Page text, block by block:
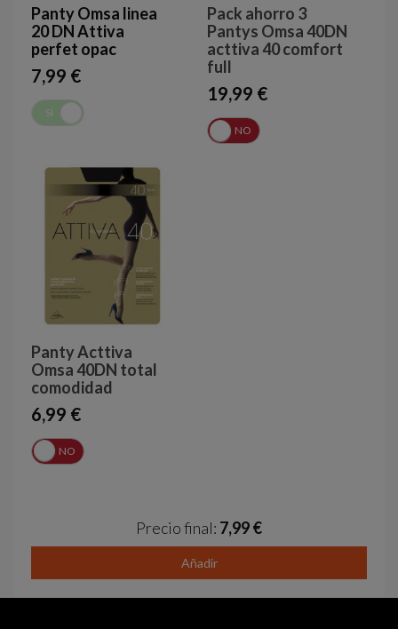
Panty Omsa linea
20 DN Attiva
perfet opac
7,99 €
SÍ
Pack ahorro 3
Pantys Omsa 40DN
acttiva 40 comfort
full
19,99 €
NO
Panty Acttiva
Omsa 40DN total
comodidad
6,99 €
NO
Precio final: 7,99 €
Añadir